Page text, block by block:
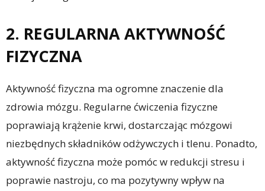
2. REGULARNA AKTYWNOŚĆ
FIZYCZNA
Aktywność fizyczna ma ogromne znaczenie dla
zdrowia mózgu. Regularne ćwiczenia fizyczne
poprawiają krążenie krwi, dostarczając mózgowi
niezbędnych składników odżywczych i tlenu. Ponadto,
aktywność fizyczna może pomóc w redukcji stresu i
poprawie nastroju, co ma pozytywny wpływ na